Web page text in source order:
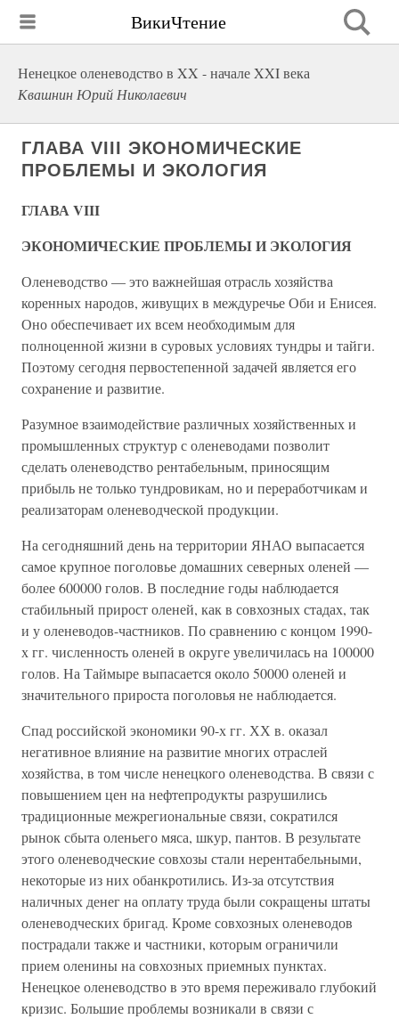
ВикиЧтение
Ненецкое оленеводство в XX - начале XXI века
Квашнин Юрий Николаевич
ГЛАВА VIII ЭКОНОМИЧЕСКИЕ
ПРОБЛЕМЫ И ЭКОЛОГИЯ
ГЛАВА VIII
ЭКОНОМИЧЕСКИЕ ПРОБЛЕМЫ И ЭКОЛОГИЯ
Оленеводство — это важнейшая отрасль хозяйства
коренных народов, живущих в междуречье Оби и Енисея.
Оно обеспечивает их всем необходимым для
полноценной жизни в суровых условиях тундры и тайги.
Поэтому сегодня первостепенной задачей является его
сохранение и развитие.
Разумное взаимодействие различных хозяйственных и
промышленных структур с оленеводами позволит
сделать оленеводство рентабельным, приносящим
прибыль не только тундровикам, но и переработчикам и
реализаторам оленеводческой продукции.
На сегодняшний день на территории ЯНАО выпасается
самое крупное поголовье домашних северных оленей —
более 600000 голов. В последние годы наблюдается
стабильный прирост оленей, как в совхозных стадах, так
и у оленеводов-частников. По сравнению с концом 1990-
х гг. численность оленей в округе увеличилась на 100000
голов. На Таймыре выпасается около 50000 оленей и
значительного прироста поголовья не наблюдается.
Спад российской экономики 90-х гг. ХХ в. оказал
негативное влияние на развитие многих отраслей
хозяйства, в том числе ненецкого оленеводства. В связи с
повышением цен на нефтепродукты разрушились
традиционные межрегиональные связи, сократился
рынок сбыта оленьего мяса, шкур, пантов. В результате
этого оленеводческие совхозы стали нерентабельными,
некоторые из них обанкротились. Из-за отсутствия
наличных денег на оплату труда были сокращены штаты
оленеводческих бригад. Кроме совхозных оленеводов
пострадали также и частники, которым ограничили
прием оленины на совхозных приемных пунктах.
Ненецкое оленеводство в это время переживало глубокий
кризис. Большие проблемы возникали в связи с